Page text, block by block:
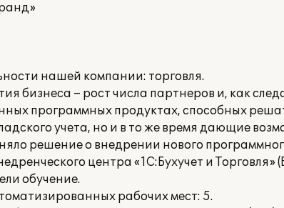
нашей компании: торговля.
бизнеса – рост числа партнеров и, как
программных продуктах, способных
учета, но и в то же время дающие
решение о внедрении нового
центра «1С:Бухучет и
обучение.
рабочих мест: 5.